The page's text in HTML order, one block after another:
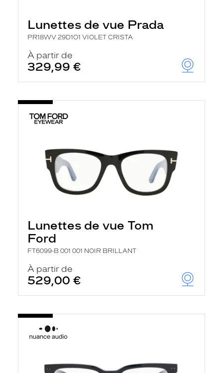
Lunettes de vue Prada
PR18WV 29D1O1 VIOLET CRISTA
À partir de
329,99 €
Lunettes de vue Tom
Ford
FT6099-B 001 001 NOIR BRILLANT
À partir de
529,00 €